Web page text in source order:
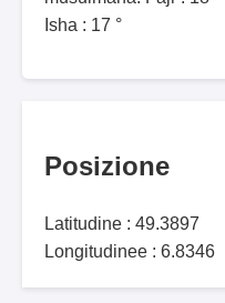
Isha : 17 °
Posizione
Latitudine : 49.3897
Longitudinee : 6.8346